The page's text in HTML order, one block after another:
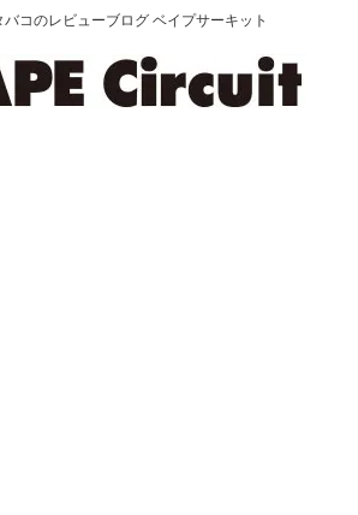
バコのレビューブログ ベイプサーキット